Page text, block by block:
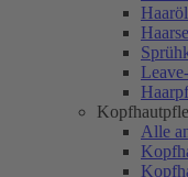
Haaröl
Alle